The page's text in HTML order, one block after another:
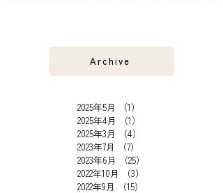
Archive
2025年5月 （1）
2025年4月
（1）
2025年3月
（4）
2023年7月
（7）
2023年6月
（25）
2022年10月
（3）
2022年9月
（15）